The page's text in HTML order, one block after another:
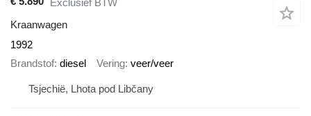
Kraanwagen
1992
Brandstof diesel Vering veer/veer
Tsjechië, Lhota pod Libčany